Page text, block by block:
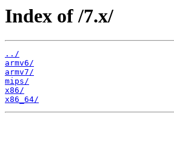
Index of /7.x/
../
armv6/
armv7/
mips/
x86/
x86_64/